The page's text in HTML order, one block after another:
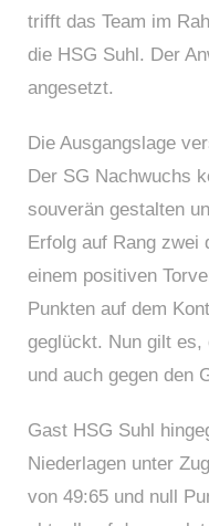
trifft das Team im
die HSG Suhl. Der
angesetzt.
Die Ausgangslage
Der SG Nachwuchs
souverän gestalten
Erfolg auf Rang zwei
einem positiven
Punkten auf dem
geglückt. Nun gilt es,
und auch gegen den
Gast HSG Suhl
Niederlagen unter
von 49:65 und null